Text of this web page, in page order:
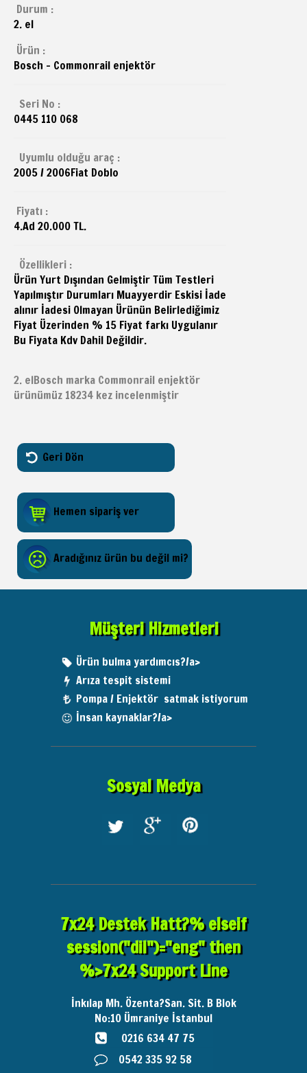
Durum :
2. el
Ürün :
Bosch - Commonrail enjektör
Seri No :
0445 110 068
Uyumlu olduğu araç :
2005 / 2006Fiat Doblo
Fiyatı :
4.Ad 20.000 TL.
Özellikleri :
Ürün Yurt Dışından Gelmiştir Tüm Testleri
Yapılmıştır Durumları Muayyerdir Eskisi İade
alınır İadesi Olmayan Ürünün Belirlediğimiz
Fiyat Üzerinden % 15 Fiyat farkı Uygulanır
Bu Fiyata Kdv Dahil Değildir.
2. elBosch marka Commonrail enjektör
ürünümüz 18234 kez incelenmiştir
Geri Dön
Hemen sipariş ver
Aradığınız ürün bu değil mi?
Müşteri Hizmetleri
Ürün bulma yardımcıs?/a>
Arıza tespit sistemi
Pompa / Enjektör satmak istiyorum
İnsan kaynaklar?/a>
Sosyal Medya
7x24 Destek Hatt?% elseif
session("dil")="eng" then
%>7x24 Support Line
İnkılap Mh. Özenta?San. Sit. B Blok
No:10 Ümraniye İstanbul
0216 634 47 75
0542 335 92 58